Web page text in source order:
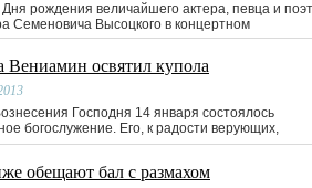
Дня рождения величайшего актера, певца и
Семеновича Высоцкого в концертном
Вениамин освятил купола
Господня 14 января состоялось
богослужение. Его, к радости верующих,
обещают бал с размахом